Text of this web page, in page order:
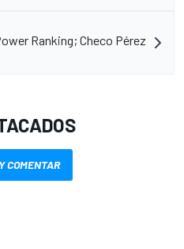
Ranking; Checo Pérez
COMENTAR